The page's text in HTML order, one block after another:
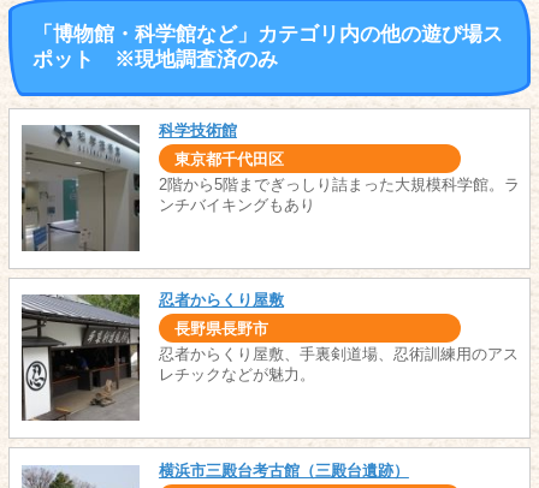
「博物館・科学館など」カテゴリ内の他の遊び場ス
ポット ※現地調査済のみ
科学技術館
東京都千代田区
2階から5階までぎっしり詰まった大規模科学館。ラ
ンチバイキングもあり
忍者からくり屋敷
長野県長野市
忍者からくり屋敷、手裏剣道場、忍術訓練用のアス
レチックなどが魅力。
横浜市三殿台考古館（三殿台遺跡）